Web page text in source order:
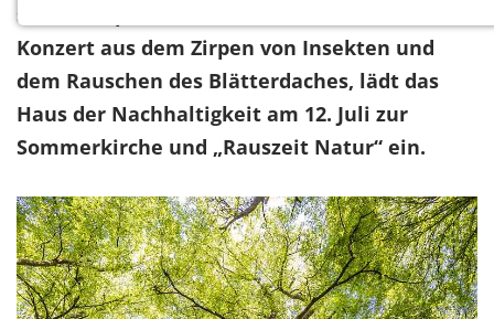
schattenspendenden Bäumen und mit einem
Konzert aus dem Zirpen von Insekten und
dem Rauschen des Blätterdaches, lädt das
Haus der Nachhaltigkeit am 12. Juli zur
Sommerkirche und „Rauszeit Natur“ ein.
Notwendige Cookies ermöglichen grundlegende
Funktionen und sind für die einwandfreie Funktion
der Website erforderlich.
Einverständnis-Cookie
cookie_consent
Zweck:
Dieser Cookie speichert die ausgewählten
Einverständnis-Optionen des Benutzers